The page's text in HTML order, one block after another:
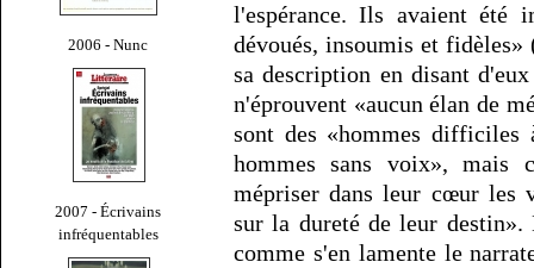
2006 - Nunc
2007 - Écrivains
infréquentables
l'espérance. Ils avaient été
dévoués, insoumis et
sa description en disant
n'éprouvent «aucun élan de
sont des «hommes
hommes sans voix», mais
mépriser dans leur cœur les
sur la dureté de leur destin».
comme s'en lamente le